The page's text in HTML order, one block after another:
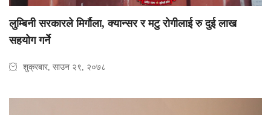
लुम्बिनी सरकारले मिर्गौला, क्यान्सर र मटु रोगीलाई रु दुई लाख
सहयोग गर्ने
शुक्रबार, साउन २९, २०७८